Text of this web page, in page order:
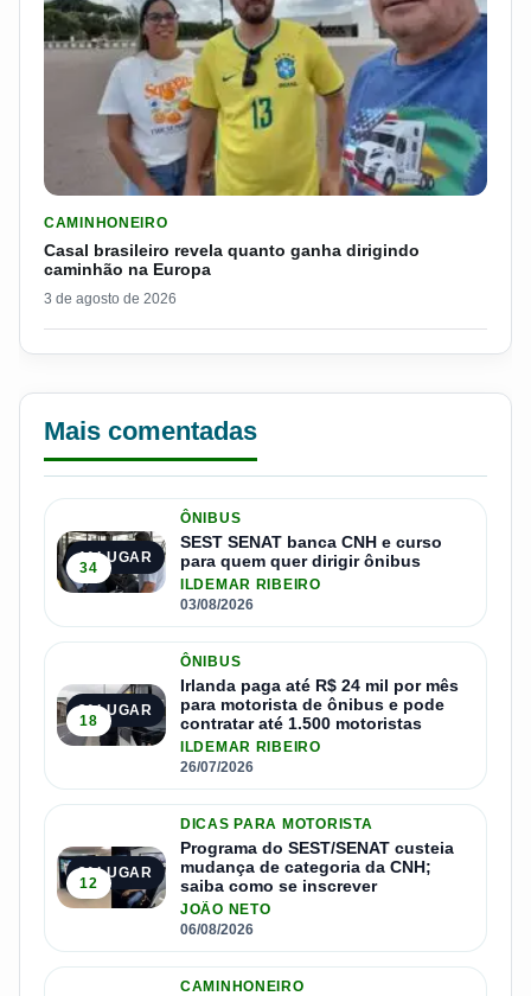
CAMINHONEIRO
Casal brasileiro revela quanto ganha dirigindo
caminhão na Europa
3 de agosto de 2026
Mais comentadas
1º LUGAR
34
ÔNIBUS
SEST SENAT banca CNH e curso
para quem quer dirigir ônibus
ILDEMAR RIBEIRO
03/08/2026
2º LUGAR
18
ÔNIBUS
Irlanda paga até R$ 24 mil por mês
para motorista de ônibus e pode
contratar até 1.500 motoristas
ILDEMAR RIBEIRO
26/07/2026
3º LUGAR
12
DICAS PARA MOTORISTA
Programa do SEST/SENAT custeia
mudança de categoria da CNH;
saiba como se inscrever
JOÃO NETO
06/08/2026
CAMINHONEIRO